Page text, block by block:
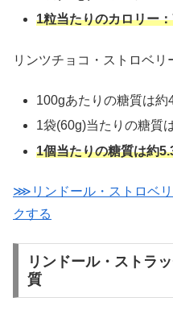
1粒当たりのカロリー
リンツチョコ・ストロベリ
100gあたりの糖質は約
1袋(60g)当たりの糖質
1個当たりの糖質は約
⋙リンドール・ストロベリ
クする
リンドール・ストラ
質